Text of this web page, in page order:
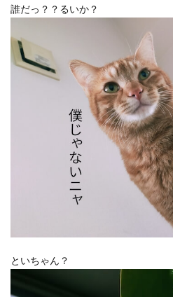
誰だっ？？るいか？
といちゃん？